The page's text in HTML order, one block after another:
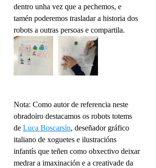
dentro unha vez que a pechemos, e
tamén poderemos trasladar a historia dos
robots a outras persoas e compartila.
Nota: Como autor de referencia neste
obradoiro destacamos os robots totems
de Luca Boscarsín, deseñador gráfico
italiano de xoguetes e ilustracións
infantís que teñen como obxectivo deixar
medrar a imaxinación e a creativade da